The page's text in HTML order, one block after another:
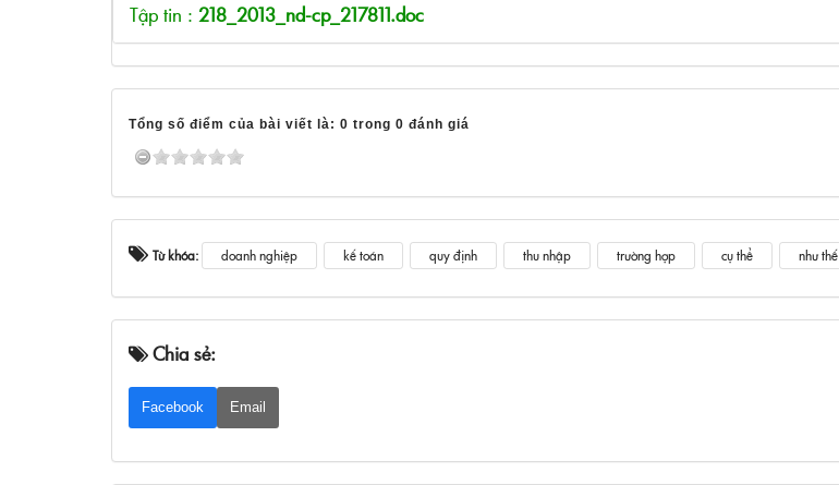
Tập tin : 218_2013_nd-cp_217811.doc
Tổng số điểm của bài viết là: 0 trong 0 đánh giá
Từ khóa: doanh nghiệp kế toán quy định thu nhập trường hợp cụ thể như thế
Chia sẻ:
Facebook Email